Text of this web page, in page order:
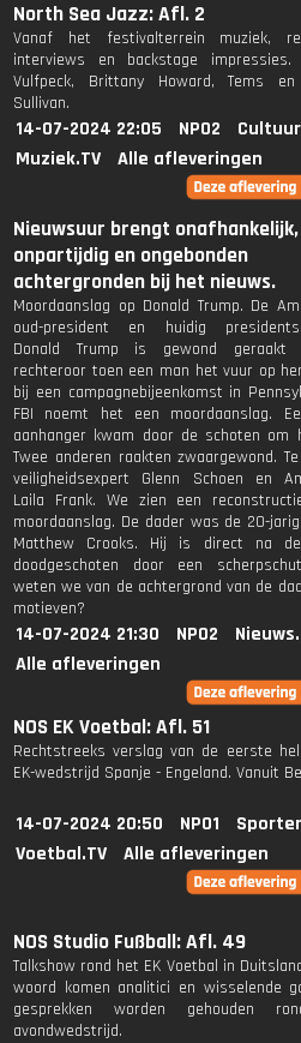
North Sea Jazz: Afl. 2
Vanaf het festivalterrein muziek,
interviews en backstage
Vulfpeck, Brittany Howard, Tems en
Sullivan.
14-07-2024 22:05 NPO2
Muziek.TV
Alle afleveringen
Nieuwsuur brengt onafhankelijk,
onpartijdig en ongebonden
achtergronden bij het nieuws.
Moordaanslag op Donald Trump. De
oud-president en huidig
Donald Trump is gewond geraakt
rechteroor toen een man het vuur op
bij een campagnebijeenkomst in
FBI noemt het een moordaanslag.
aanhanger kwam door de schoten om
Twee anderen raakten zwaargewond.
veiligheidsexpert Glenn Schoen en
Laila Frank. We zien een
moordaanslag. De dader was de 20-
Matthew Crooks. Hij is direct na
doodgeschoten door een
weten we van de achtergrond van de
motieven?
14-07-2024 21:30 NPO2
Alle afleveringen
NOS EK Voetbal: Afl. 51
Rechtstreeks verslag van de eerste
EK-wedstrijd Spanje - Engeland. Vanuit
14-07-2024 20:50 NPO1
Voetbal.TV
Alle afleveringen
NOS Studio Fußball: Afl. 49
Talkshow rond het EK Voetbal in
woord komen analitici en wisselende
gesprekken worden gehouden
avondwedstrijd.